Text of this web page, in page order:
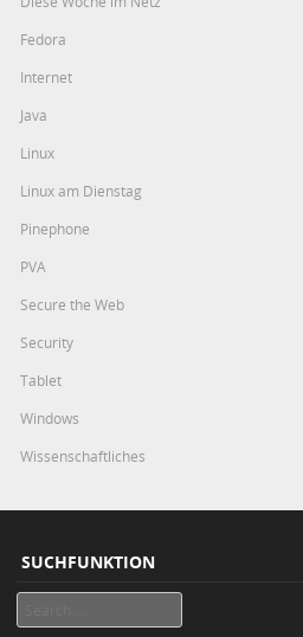
Fedora
Internet
Java
Linux
Linux am Dienstag
Pinephone
PVA
Secure the Web
Security
Tablet
Windows
Wissenschaftliches
SUCHFUNKTION